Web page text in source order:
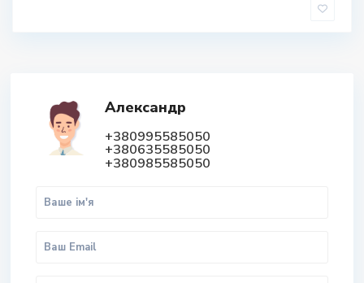
Александр
+380995585050
+380635585050
+380985585050